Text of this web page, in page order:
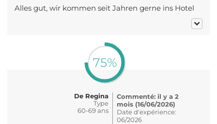
Alles gut, wir kommen seit Jahren gerne ins Hotel
75%
De Regina
Type
60-69 ans
Commenté: il y a 2
mois (16/06/2026)
Date d'expérience:
06/2026